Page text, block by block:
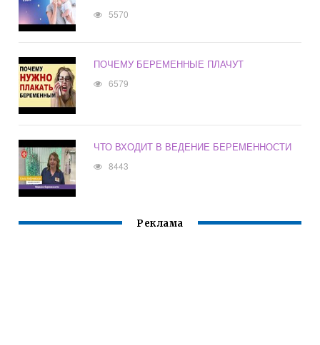
5570
ПОЧЕМУ БЕРЕМЕННЫЕ ПЛАЧУТ
6579
ЧТО ВХОДИТ В ВЕДЕНИЕ БЕРЕМЕННОСТИ
8443
Реклама